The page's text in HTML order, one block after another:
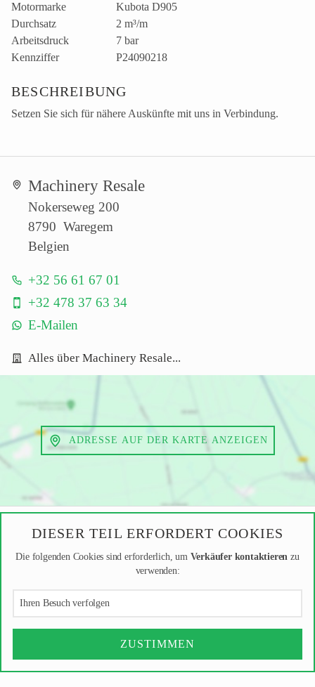
Motormarke
Kubota D905
Durchsatz
2 m³/m
Arbeitsdruck
7 bar
Kennziffer
P24090218
BESCHREIBUNG
Setzen Sie sich für nähere Auskünfte mit uns in Verbindung.
Machinery Resale
Nokerseweg 200
8790 Waregem
Belgien
+32 56 61 67 01
+32 478 37 63 34
E-Mailen
Alles über Machinery Resale...
ADRESSE AUF DER KARTE ANZEIGEN
DIESER TEIL ERFORDERT COOKIES
Die folgenden Cookies sind erforderlich, um Verkäufer kontaktieren zu
verwenden:
Ihren Besuch verfolgen
ZUSTIMMEN